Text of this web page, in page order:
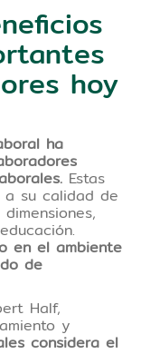
hoy
de
de los
contexto,
están
ha
Estas
a su calidad de
en el ambiente
de
Half,
y
considera el